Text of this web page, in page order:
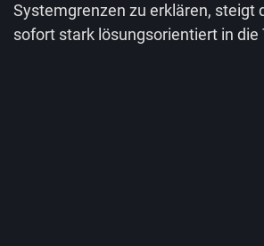
Systemgrenzen zu erklären, steigt
sofort stark lösungsorientiert in die